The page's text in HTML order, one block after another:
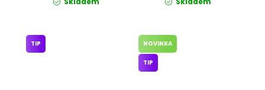
TIP NOVINKA
TIP